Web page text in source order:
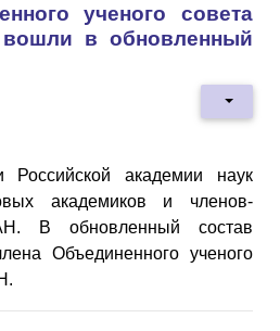
ученого совета
в обновленный
академии наук
академиков и членов-
В обновленный состав
Объединенного ученого